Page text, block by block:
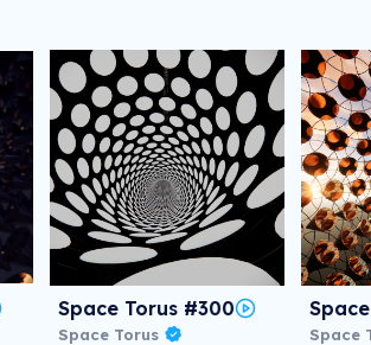
Space Torus #300
Space Torus Space